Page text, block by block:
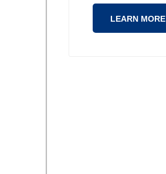
LEARN MORE